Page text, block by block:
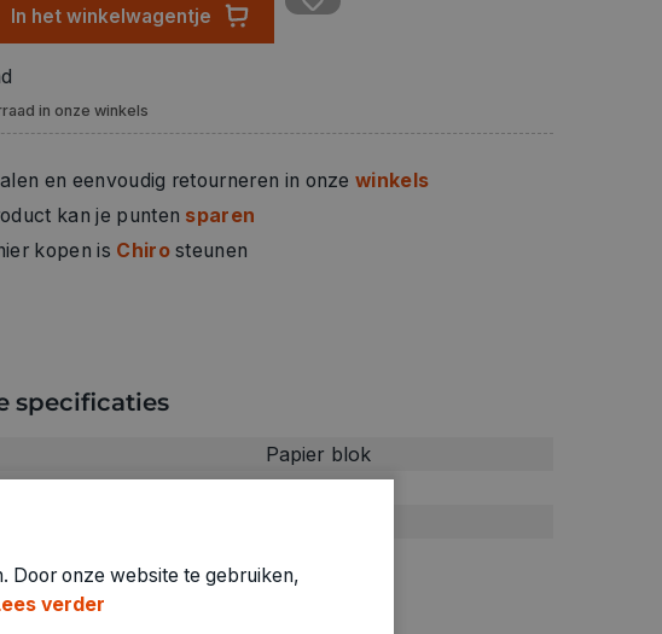
In het winkelwagentje
in onze winkels
en eenvoudig retourneren in onzewinkels
kan je punten sparen
kopen is Chirosteunen
specificaties
Papier blok
Door onze website te gebruiken,
verder